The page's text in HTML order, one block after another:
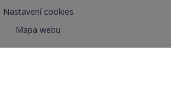
Nastavení cookies
Mapa webu